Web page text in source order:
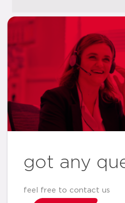
got any
feel free to contact us